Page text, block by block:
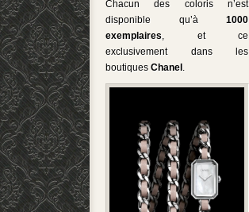
Chacun des coloris n’est
disponible qu’à 1000
exemplaires, et ce
exclusivement dans les
boutiques Chanel .